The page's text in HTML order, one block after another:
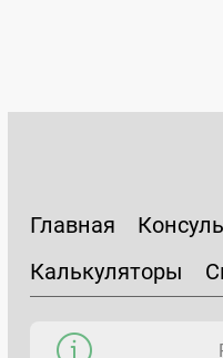
Главная
Калькуляторы